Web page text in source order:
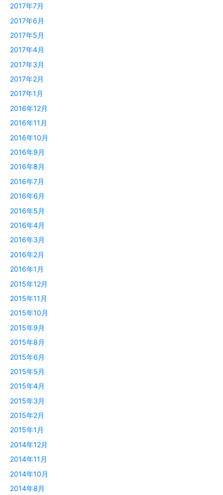
2017年7月
2017年6月
2017年5月
2017年4月
2017年3月
2017年2月
2017年1月
2016年12月
2016年11月
2016年10月
2016年9月
2016年8月
2016年7月
2016年6月
2016年5月
2016年4月
2016年3月
2016年2月
2016年1月
2015年12月
2015年11月
2015年10月
2015年9月
2015年8月
2015年6月
2015年5月
2015年4月
2015年3月
2015年2月
2015年1月
2014年12月
2014年11月
2014年10月
2014年8月